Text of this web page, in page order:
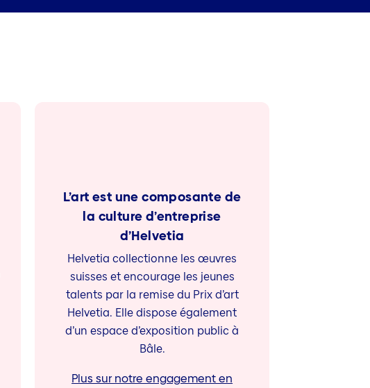
L’art est une composante de
la culture d’entreprise
d’Helvetia
Helvetia collectionne les œuvres
suisses et encourage les jeunes
talents par la remise du Prix d’art
Helvetia. Elle dispose également
d’un espace d’exposition public à
Bâle.
Plus sur notre engagement en